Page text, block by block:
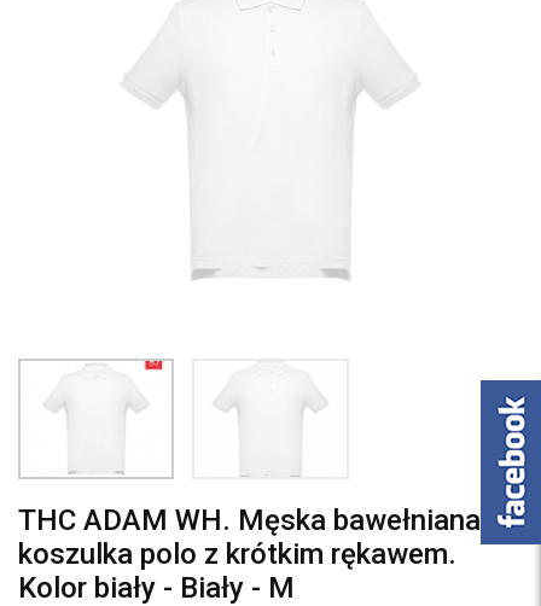
THC ADAM WH. Męska bawełniana
koszulka polo z krótkim rękawem.
Kolor biały - Biały - M